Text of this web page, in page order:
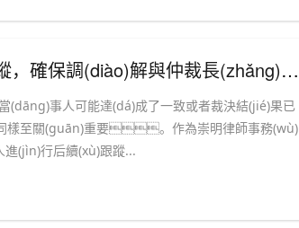
保調(diào)解與仲裁長(zhǎng)期效果
事人可能達(dá)成了一致或者裁決結(jié)果已
樣至關(guān)重要。作為崇明律師事務(wù)
進(jìn)行后續(xù)跟蹤...